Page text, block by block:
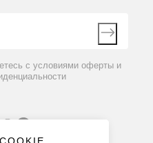
с условиями оферты и